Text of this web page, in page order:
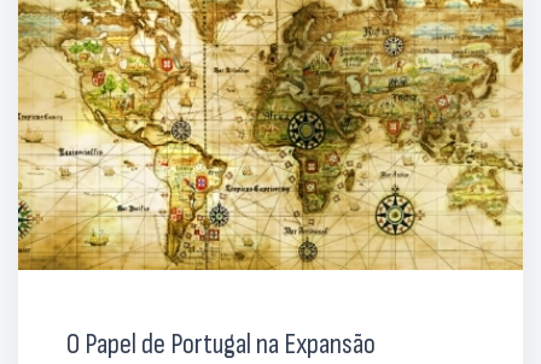
O Papel de Portugal na Expansão